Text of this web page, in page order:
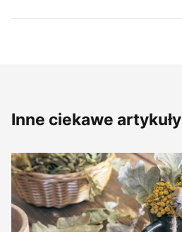
Inne ciekawe artykuły